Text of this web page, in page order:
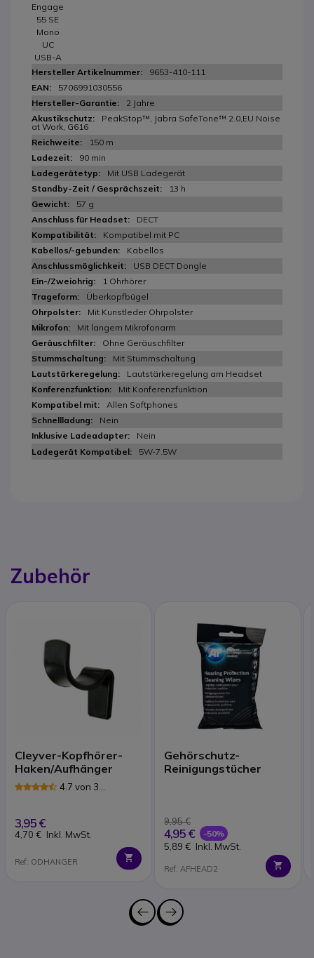
Engage
55 SE
Mono
UC
USB-A
9653-410-111
5706991030556
2 Jahre
PeakStop™, Jabra SafeTone™ 2.0,EU Noise
at Work, G616
150 m
90 min
Mit USB Ladegerät
13 h
57 g
DECT
Kompatibel mit PC
Kabellos
USB DECT Dongle
1 Ohrhörer
Überkopfbügel
Mit Kunstleder Ohrpolster
Mit langem Mikrofonarm
Ohne Geräuschfilter
Mit Stummschaltung
Lautstärkeregelung am Headset
Mit Konferenzfunktion
Allen Softphones
Nein
Nein
5W-7.5W
Zubehör
Cleyver-Kopfhörer-
Haken/Aufhänger
4.7 von 3
3,95 €
4,70 € Inkl. MwSt.
Ref: ODHANGER
Gehörschutz-
Reinigungstücher
9,95 €
4,95 € -50%
5,89 € Inkl. MwSt.
Ref: AFHEAD2